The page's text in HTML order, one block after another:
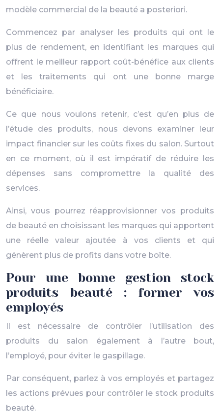
modèle commercial de la beauté a posteriori.
Commencez par analyser les produits qui ont le
plus de rendement, en identifiant les marques qui
offrent le meilleur rapport coût-bénéfice aux clients
et les traitements qui ont une bonne marge
bénéficiaire.
Ce que nous voulons retenir, c’est qu’en plus de
l’étude des produits, nous devons examiner leur
impact financier sur les coûts fixes du salon. Surtout
en ce moment, où il est impératif de réduire les
dépenses sans compromettre la qualité des
services.
Ainsi, vous pourrez réapprovisionner vos produits
de beauté en choisissant les marques qui apportent
une réelle valeur ajoutée à vos clients et qui
génèrent plus de profits dans votre boîte.
Pour une bonne gestion stock
produits beauté : former vos
employés
Il est nécessaire de contrôler l’utilisation des
produits du salon également à l’autre bout,
l’employé, pour éviter le gaspillage.
Par conséquent, parlez à vos employés et partagez
les actions prévues pour contrôler le stock produits
beauté.